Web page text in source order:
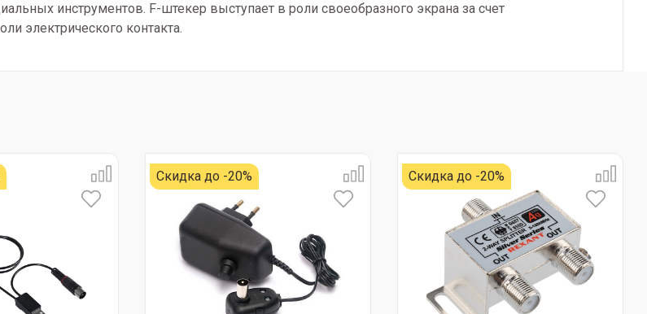
инструментов. F-штекер выступает в роли своеобразного экрана за счет
электрического контакта.
Скидка до -20% Скидка до -20%